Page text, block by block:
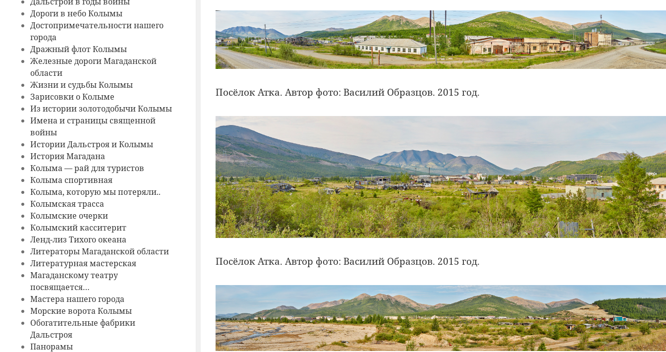
Дороги в небо Колымы
Достопримечательности нашего
города
Дражный флот Колымы
Железные дороги Магаданской
области
Жизни и судьбы Колымы
Зарисовки о Колыме
Из истории золотодобычи Колымы
Имена и страницы священной
войны
Истории Дальстроя и Колымы
История Магадана
Колыма — рай для туристов
Колыма спортивная
Колыма, которую мы потеряли..
Колымская трасса
Колымские очерки
Колымский касситерит
Ленд-лиз Тихого океана
Литераторы Магаданской области
Литературная мастерская
Магаданскому театру
посвящается…
Мастера нашего города
Морские ворота Колымы
Обогатительные фабрики
Дальстроя
Панорамы
Посёлок Атка. Автор фото: Василий Образцов. 2015 год.
Посёлок Атка. Автор фото: Василий Образцов. 2015 год.